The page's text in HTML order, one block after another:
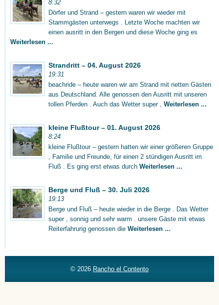
8:32
Dörfer und Strand – gestern waren wir wieder mit
Stammgästen unterwegs . Letzte Woche machten wir
einen ausritt in den Bergen und diese Woche ging es
Weiterlesen ...
Strandritt – 04. August 2026
19:31
beachride – heute waren wir am Strand mit netten Gästen
aus Deutschland. Alle genossen den Ausritt mit unseren
tollen Pferden . Auch das Wetter super , Weiterlesen ...
kleine Flußtour – 01. August 2026
8:24
kleine Flußtour – gestern hatten wir einer größeren Gruppe
, Familie und Freunde, für einen 2 stündigen Ausritt im
Fluß . Es ging erst etwas durch Weiterlesen ...
Berge und Fluß – 30. Juli 2026
19:13
Berge und Fluß – heute wieder in die Berge . Das Wetter
super , sonnig und sehr warm . unsere Gäste mit etwas
Reiterfahrung genossen die Weiterlesen ...
© 2026 Rancho el Contento